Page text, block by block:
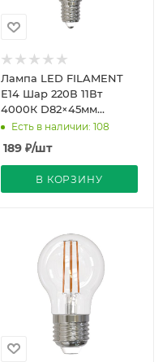
Лампа LED FILAMENT
Е14 Шар 220В 11Вт
4000К D82×45мм
Прозрачная колба 360º
Есть в наличии: 108
189₽/шт
В КОРЗИНУ